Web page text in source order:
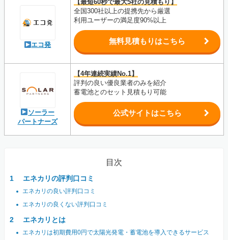
エコ発
【最短60秒で最大5社の見積もり】
全国300社以上の提携先から厳選
利用ユーザーの満足度90%以上
無料見積もりはこちら
ソーラー
パートナーズ
【4年連続実績No.1】
評判の良い優良業者のみを紹介
蓄電池とのセット見積もり可能
公式サイトはこちら
目次
エネカリの評判口コミ
エネカリの良い評判口コミ
エネカリの良くない評判口コミ
エネカリとは
エネカリは初期費用0円で太陽光発電・蓄電池を導入できるサービス